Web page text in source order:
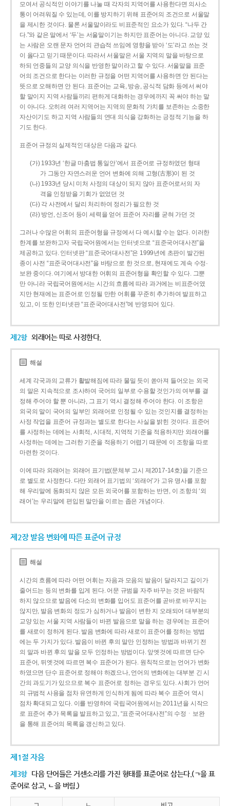
모여서 공식적인 이야기를 나눌 때 각자의 지역어를 사용한다면 의사소
통이 어려워질 수 있는데, 이를 방지하기 위해 표준어의 조건으로 서울말
을 제시한 것이다. 물론 서울말이라도 비표준적인 요소가 있다. “나두 간
다.”와 같은 말에서 ‘두’는 서울말이기는 하지만 표준어는 아니다. 교양 있
는 사람은 오랜 문자 언어의 관습적 쓰임에 영향을 받아 ‘도’라고 쓰는 것
이 옳다고 믿기 때문이다. 따라서 서울말은 서울 지역의 말을 바탕으로
하되 언중들의 교양 의식을 반영한 말이라고 할 수 있다. 서울말을 표준
어의 조건으로 한다는 이러한 규정을 어떤 지역어를 사용하면 안 된다는
뜻으로 오해하면 안 된다. 표준어는 교육, 방송, 공식적 담화 등에서 써야
할 말이지 지역 사람들끼리 편하게 대화하는 경우에까지 꼭 써야 하는 말
이 아니다. 오히려 여러 지역어는 지역의 문화적 가치를 보존하는 소중한
자산이기도 하고 지역 사람들의 연대 의식을 강화하는 긍정적 기능을 하
기도 한다.
표준어 규정의 실제적인 대상은 다음과 같다.
(가) 1933년 ‘한글 마춤법 통일안’에서 표준어로 규정하였던 형태
가 그동안 자연스러운 언어 변화에 의해 고형(古形)이 된 것
(나) 1933년 당시 미처 사정의 대상이 되지 않아 표준어로서의 자
격을 인정받을 기회가 없었던 것
(다) 각 사전에서 달리 처리하여 정리가 필요한 것
(라) 방언, 신조어 등이 세력을 얻어 표준어 자리를 굳혀 가던 것
그러나 수많은 어휘의 표준어형을 규정에서 다 예시할 수는 없다. 이러한
한계를 보완하고자 국립국어원에서는 인터넷으로 “표준국어대사전”을
제공하고 있다. 인터넷판 “표준국어대사전”은 1999년에 초판이 발간된
종이 사전 “표준국어대사전”을 바탕으로 한 것으로, 현재에도 계속 수정·
보완 중이다. 여기에서 방대한 어휘의 표준어형을 확인할 수 있다. 그뿐
만 아니라 국립국어원에서는 시간의 흐름에 따라 과거에는 비표준어였
지만 현재에는 표준어로 인정될 만한 어휘를 꾸준히 추가하여 발표하고
있고, 이 또한 인터넷판 “표준국어대사전”에 반영되어 있다.
제2항 외래어는 따로 사정한다.
해설
세계 각국과의 교류가 활발해짐에 따라 물밀 듯이 쏟아져 들어오는 외국
의 말은 지속적으로 조사하여 국어의 일부로 수용할 것인가의 여부를 결
정해 주어야 할 뿐 아니라, 그 표기 역시 결정해 주어야 한다. 이 조항은
외국의 말이 국어의 일부인 외래어로 인정될 수 있는 것인지를 결정하는
사정 작업을 표준어 규정과는 별도로 한다는 사실을 밝힌 것이다. 표준어
를 사정하는 데에는 사회적, 시대적, 지역적 기준을 적용하지만 외래어를
사정하는 데에는 그러한 기준을 적용하기 어렵기 때문에 이 조항을 따로
마련한 것이다.
이에 따라 외래어는 외래어 표기법(문체부 고시 제2017-14호)을 기준으
로 별도로 사정한다. 다만 외래어 표기법의 ‘외래어’가 고유 명사를 포함
해 우리말에 동화되지 않은 모든 외국어를 포함하는 반면, 이 조항의 ‘외
래어’는 우리말에 편입된 말만을 이르는 좁은 개념이다.
제2장 발음 변화에 따른 표준어 규정
해설
시간의 흐름에 따라 어떤 어휘는 자음과 모음의 발음이 달라지고 길이가
줄어드는 등의 변화를 입게 된다. 어문 규범을 자주 바꾸는 것은 바람직
하지 않으므로 발음에 다소의 변화를 입어도 표준어를 곧바로 바꾸지는
않지만, 발음 변화의 정도가 심하거나 발음이 변한 지 오래되어 대부분의
교양 있는 서울 지역 사람들이 바뀐 발음으로 말을 하는 경우에는 표준어
를 새로이 정하게 된다. 발음 변화에 따라 새로이 표준어를 정하는 방법
에는 두 가지가 있다. 발음이 바뀐 후의 말만 인정하는 방법과 바뀌기 전
의 말과 바뀐 후의 말을 모두 인정하는 방법이다. 앞엣것에 따르면 단수
표준어, 뒤엣것에 따르면 복수 표준어가 된다. 원칙적으로는 언어가 변화
하였으면 단수 표준어로 정해야 하겠으나, 언어의 변화에는 대부분 긴 시
간의 과도기가 있으므로 복수 표준어로 정하는 경우도 있다. 사회가 언어
의 규범적 사용을 점차 유연하게 인식하게 됨에 따라 복수 표준어 역시
점차 확대되고 있다. 이를 반영하여 국립국어원에서는 2011년을 시작으
로 표준어 추가 목록을 발표하고 있고, “표준국어대사전”의 수정ㆍ보완
을 통해 표준어의 목록을 갱신하고 있다.
제1절 자음
제3항 다음 단어들은 거센소리를 가진 형태를 표준어로 삼는다.(ㄱ을 표
준어로 삼고, ㄴ을 버림.)